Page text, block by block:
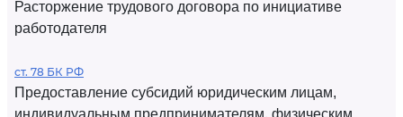
Расторжение трудового договора по инициативе
работодателя
ст. 78 БК РФ
Предоставление субсидий юридическим лицам,
индивидуальным предпринимателям, физическим